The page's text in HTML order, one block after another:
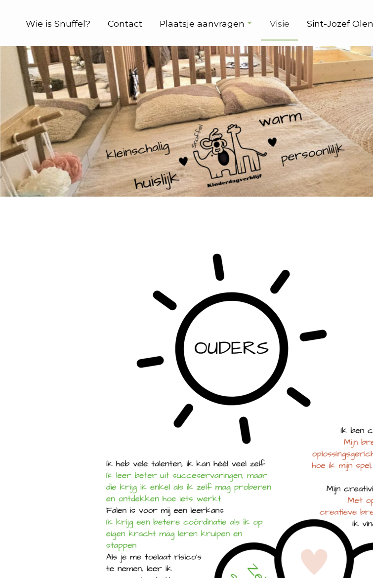
Wie is Snuffel? Contact Plaatsje aanvragen Visie Sint-Jozef Olen